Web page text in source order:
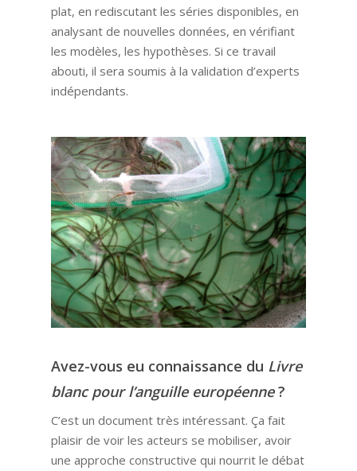
plat, en rediscutant les séries disponibles, en
analysant de nouvelles données, en vérifiant
les modèles, les hypothèses. Si ce travail
abouti, il sera soumis à la validation d’experts
indépendants.
Avez-vous eu connaissance du Livre
blanc pour l’anguille européenne?
C’est un document très intéressant. Ça fait
plaisir de voir les acteurs se mobiliser, avoir
une approche constructive qui nourrit le débat